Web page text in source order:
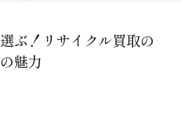
ぶ！リサイクル買取の
魅力